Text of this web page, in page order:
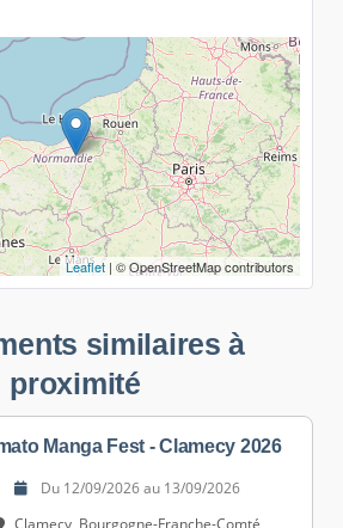
Leaflet | © OpenStreetMap contributors
similaires à
proximité
Manga Fest - Clamecy 2026
Du 12/09/2026 au 13/09/2026